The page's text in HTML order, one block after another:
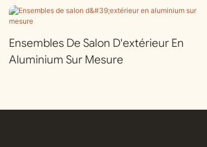
Ensembles De Salon D'extérieur En
Aluminium Sur Mesure